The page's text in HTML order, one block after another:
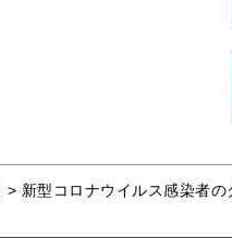
> 新型コロナウイルス感染者